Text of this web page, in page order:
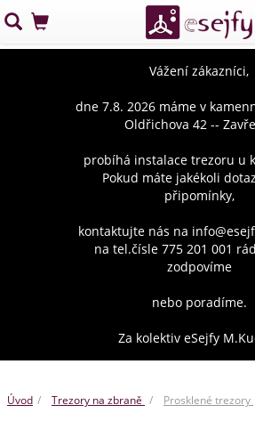
Vážení zákazníci,
dne 7.8. 2026 máme v
Oldřichova 42 --
probíhá instalace trezoru u
Pokud máte jakékoli
připomínky,
kontaktujte nás na
na tel.čísle 775 201 001
zodpovíme
nebo poradíme.
Za kolektiv eSejfy
Úvod Trezory na zbraně Prosklené trezory